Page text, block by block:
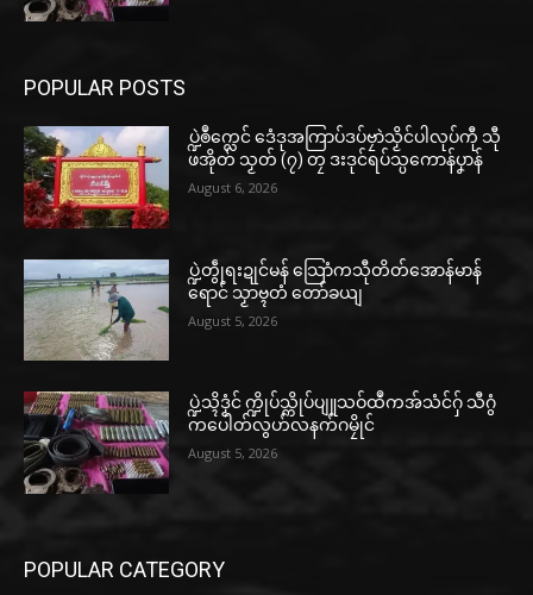
POPULAR POSTS
ပ္ဍဲၜဳက္လေင် ဒေံဒုအကြာပ်ဒပ်ဗၠာဲသၟိင်ပါလုပ်ကီု သီု
ဖအိုတ် သၟတ် (၇) တၠ ဒးဒုင်ရပ်သ္ပကောန်ပၞာန်
August 6, 2026
ပ္ဍဲတွဵုရးဍုင်မန် သြောံကသီုတိတ်အောန်မာန်
ရောင် သၟာဗ္ၚတံ တော်ခယျ
August 5, 2026
ပ္ဍဲသ္ၚိဒၟံင် က္ဍိုပ်သ္ကိုပ်ပျူသဝ်ထဳကအ်သံင်ဂှ် သီဂွံ
ကပေါတ်လွဟ်လနက်ဂမၠိုင်
August 5, 2026
POPULAR CATEGORY